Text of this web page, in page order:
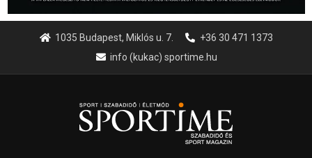
1035 Budapest, Miklós u. 7.
+36 30 471 1373
info (kukac) sportime.hu